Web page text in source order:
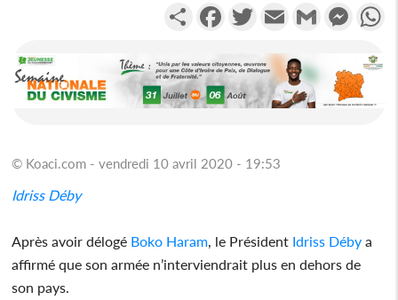
PartagerFacebookTwitterEmail Gmail
© Koaci.com - vendredi 10 avril 2020 - 19:53
Idriss Déby
Après avoir délogé Boko Haram, le Président Idriss Déby a
affirmé que son armée n’interviendrait plus en dehors de
son pays.